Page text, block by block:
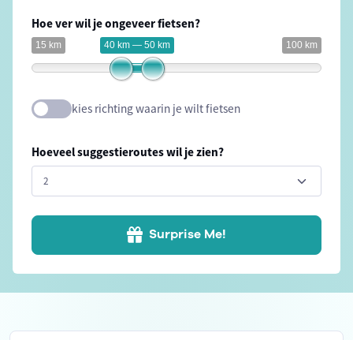
Hoe ver wil je ongeveer fietsen?
15 km 100 km
40 km — 50 km
kies richting waarin je wilt fietsen
Hoeveel suggestieroutes wil je zien?
Surprise Me!